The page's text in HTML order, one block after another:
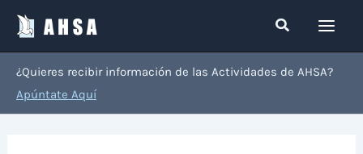
contenido
Buscar
¿Quieres recibir información de las Actividades de AHSA?
Apúntate Aquí